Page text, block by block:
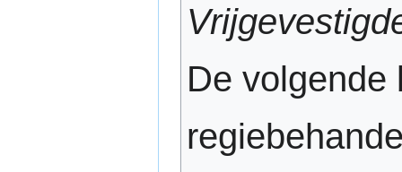
De volgende